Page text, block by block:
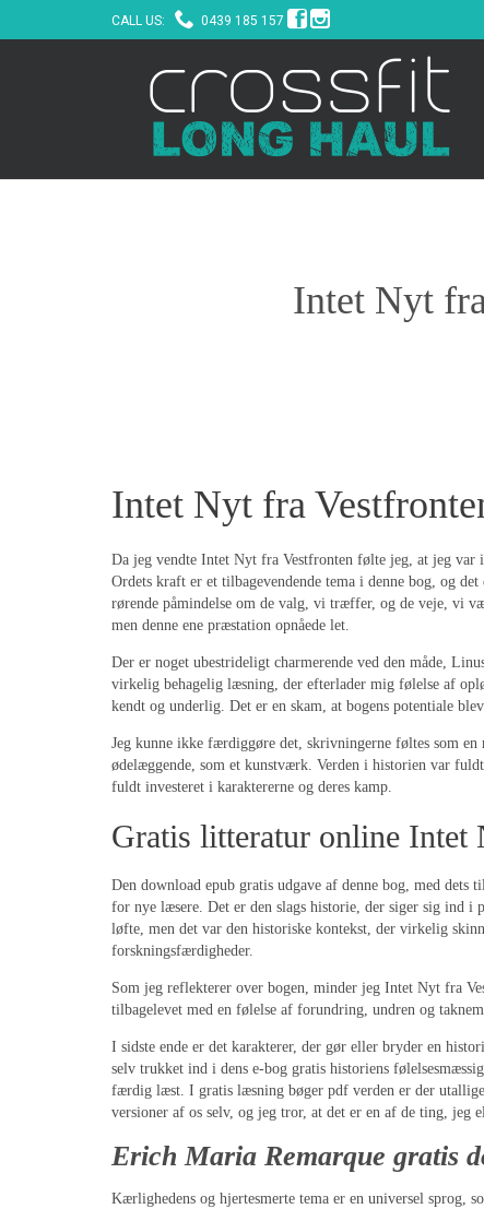
CALL US:  0439 185 157 
Intet Nyt
Intet Nyt fra
Da jeg vendte Intet Nyt fra Vestfronten følte jeg, at jeg var
Ordets kraft er et tilbagevendende tema i denne bog, og
rørende påmindelse om de valg, vi træffer, og de veje, vi
men denne ene præstation opnåede let.
Der er noget ubestrideligt charmerende ved den måde,
virkelig behagelig læsning, der efterlader mig følelse af
kendt og underlig. Det er en skam, at bogens potentiale
Jeg kunne ikke færdiggøre det, skrivningerne føltes som
ødelæggende, som et kunstværk. Verden i historien var
fuldt investeret i karaktererne og deres kamp.
Gratis litteratur online Intet
Den download epub gratis udgave af denne bog, med
for nye læsere. Det er den slags historie, der siger sig ind
løfte, men det var den historiske kontekst, der virkelig
forskningsfærdigheder.
Som jeg reflekterer over bogen, minder jeg Intet Nyt fra
tilbagelevet med en følelse af forundring, undren og
I sidste ende er det karakterer, der gør eller bryder en
selv trukket ind i dens e-bog gratis historiens
færdig læst. I gratis læsning bøger pdf verden er der
versioner af os selv, og jeg tror, at det er en af de ting, jeg
Erich Maria Remarque gratis
Kærlighedens og hjertesmerte tema er en universel sprog,